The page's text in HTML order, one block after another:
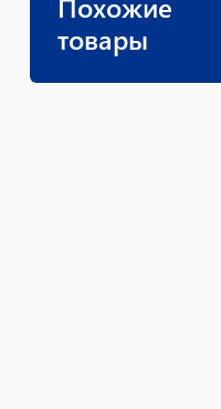
товары